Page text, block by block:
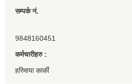
सम्पर्क नं.
9848160451
कर्मचारीहरु :
हरिमाया कार्की